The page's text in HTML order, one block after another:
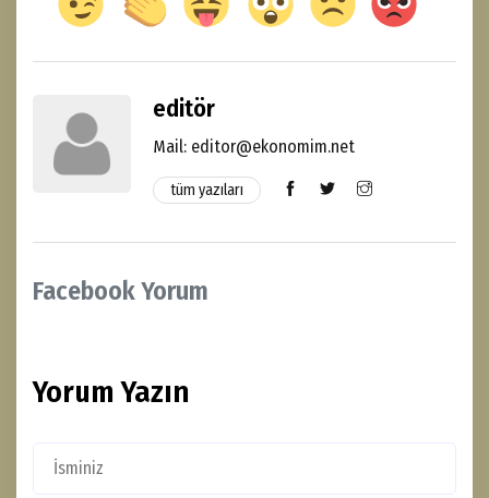
editör
Mail: editor@ekonomim.net
tüm yazıları
Facebook Yorum
Yorum Yazın